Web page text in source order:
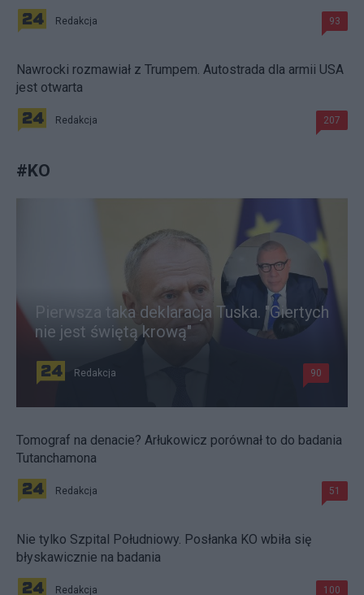
Redakcja 93
Nawrocki rozmawiał z Trumpem. Autostrada dla armii USA
jest otwarta
Redakcja 207
#KO
Pierwsza taka deklaracja Tuska. "Giertych
nie jest świętą krową"
Redakcja 90
Tomograf na denacie? Arłukowicz porównał to do badania
Tutanchamona
Redakcja 51
Nie tylko Szpital Południowy. Posłanka KO wbiła się
błyskawicznie na badania
Redakcja 100